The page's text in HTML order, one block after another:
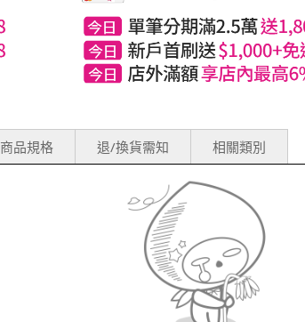
商品規格 退/換貨需知 相關類別